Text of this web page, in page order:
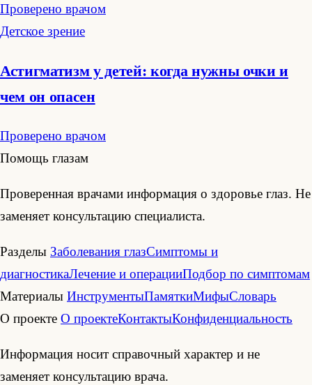
Проверено врачом
Детское зрение
Астигматизм у детей: когда нужны очки и
чем он опасен
Проверено врачом
Помощь глазам
Проверенная врачами информация о здоровье глаз. Не
заменяет консультацию специалиста.
Разделы Заболевания глазСимптомы и
диагностикаЛечение и операцииПодбор по симптомам
Материалы ИнструментыПамяткиМифыСловарь
О проекте О проектеКонтактыКонфиденциальность
Информация носит справочный характер и не
заменяет консультацию врача.